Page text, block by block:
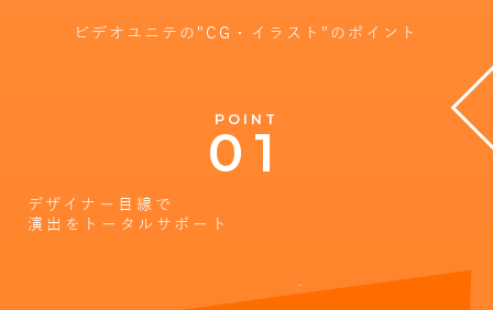
ビデオユニテの"CG・イラスト"のポイント
POINT
デザイナー目線で
演出をトータルサポート